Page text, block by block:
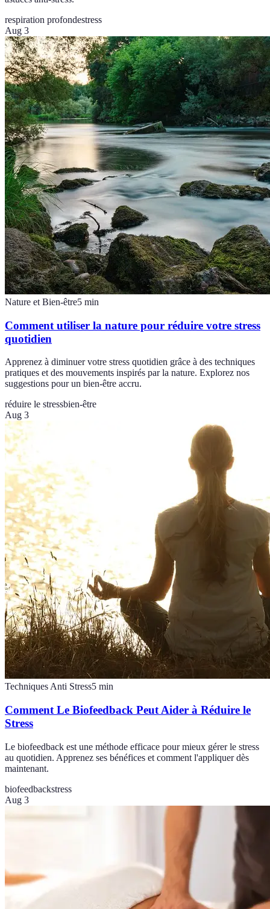
respiration profondestress
Aug 3
Nature et Bien-être5 min
Comment utiliser la nature pour réduire votre stress
quotidien
Apprenez à diminuer votre stress quotidien grâce à des techniques
pratiques et des mouvements inspirés par la nature. Explorez nos
suggestions pour un bien-être accru.
réduire le stressbien-être
Aug 3
Techniques Anti Stress5 min
Comment Le Biofeedback Peut Aider à Réduire le
Stress
Le biofeedback est une méthode efficace pour mieux gérer le stress
au quotidien. Apprenez ses bénéfices et comment l'appliquer dès
maintenant.
biofeedbackstress
Aug 3